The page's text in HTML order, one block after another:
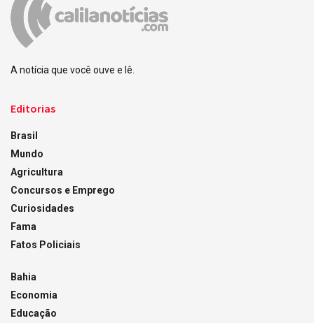
A notícia que você ouve e lê.
Editorias
Brasil
Mundo
Agricultura
Concursos e Emprego
Curiosidades
Fama
Fatos Policiais
Bahia
Economia
Educação